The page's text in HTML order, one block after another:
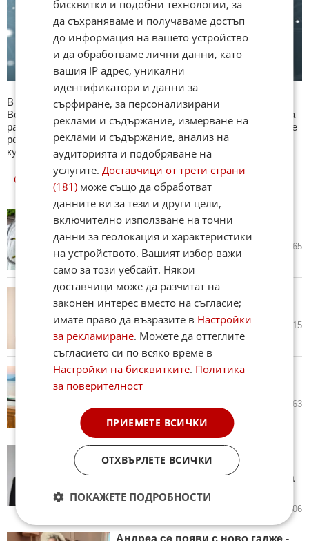
В секция Любопитно ще намерите тематична Куиз рубрика.
Всяка сряда се публикува специализиран куиз с въпроси на
различна тематика. След края на всеки тест може да видите
резултат с верните отговори, които сте натрупали. Другите
куизове може да намерите тук. Успех !
ОЩЕ НОВИНИ ОТ ЛЮБОПИТНО
днес в 10:05 ч. 365
Ресторант пусна „голи вечери“
за любителите на пържоли
днес в 09:44 ч. 915
Крум Савов откри Путин в
Слънчев бряг (СНИМКА)
1 963
Най-кратките бракове в
историята на шоубизнеса:
Звездите, които се разведоха за
часове
1 706
Андреа се появи с ново гадже -
бисквитки и подобни технологии, за
да съхраняваме и получаваме достъп
до информация на вашето устройство
и да обработваме лични данни, като
вашия IP адрес, уникални
идентификатори и данни за
сърфиране, за персонализирани
реклами и съдържание, измерване на
реклами и съдържание, анализ на
аудиторията и подобряване на
услугите.Доставчици от трети страни
(181) може също да обработват
данните ви за тези и други цели,
включително използване на точни
данни за геолокация и характеристики
на устройството. Вашият избор важи
само за този уебсайт. Някои
доставчици може да разчитат на
законен интерес вместо на съгласие;
имате право да възразите в Настройки
за рекламиране. Можете да оттеглите
съгласието си по всяко време в
Настройки на бисквитките. Политика
за поверителност
ПРИЕМЕТЕ ВСИЧКИ
ОТХВЪРЛЕТЕ ВСИЧКИ
ПОКАЖЕТЕ ПОДРОБНОСТИ